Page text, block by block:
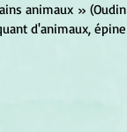
animaux » (Oudin
d'animaux, épine